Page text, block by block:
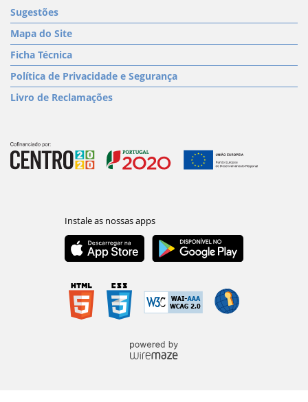
Sugestões
Mapa do Site
Ficha Técnica
Política de Privacidade e Segurança
Livro de Reclamações